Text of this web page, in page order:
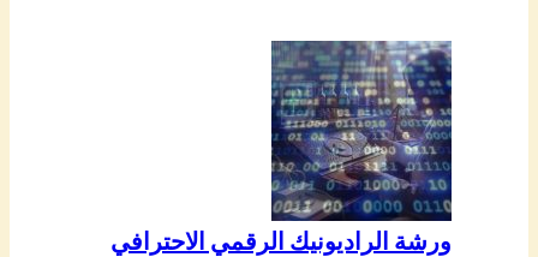
ورشة الراديونيك الرقمي الاحترافي